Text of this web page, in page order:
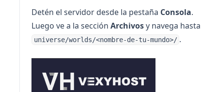
Detén el servidor desde la pestaña Consola.
Luego ve a la sección Archivosy navega hasta
universe/worlds/<nombre-de-tu-mundo>/ .